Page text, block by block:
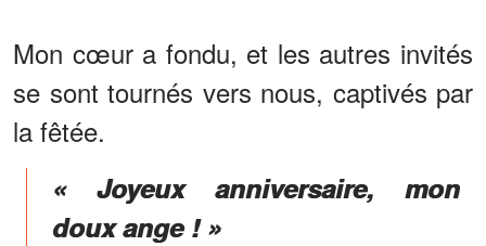
Mon cœur a fondu, et les autres invités
se sont tournés vers nous, captivés par
la fêtée.
« Joyeux anniversaire, mon
doux ange ! »